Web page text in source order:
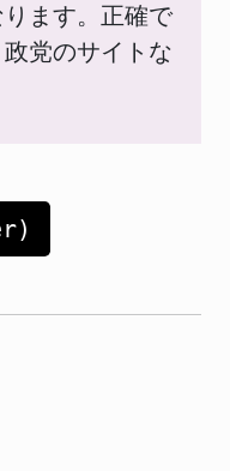
ます。正確で
党のサイトな